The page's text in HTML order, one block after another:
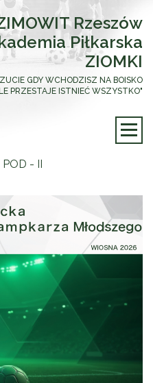
Rzeszów
Piłkarska
ZIOMKI
GDY WCHODZISZ NA BOISKO
PRZESTAJE ISTNIEĆ WSZYSTKO"
- II